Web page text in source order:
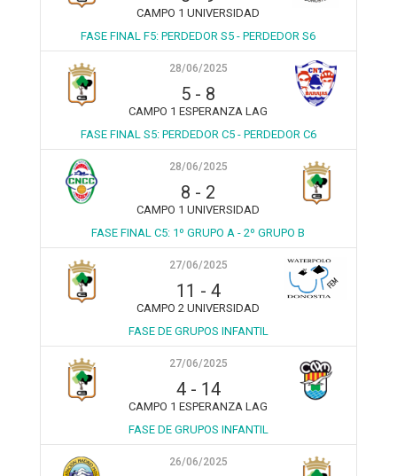
CAMPO 1 UNIVERSIDAD
FASE FINAL F5: PERDEDOR S5 - PERDEDOR S6
28/06/2025
5 - 8
CAMPO 1 ESPERANZA LAG
FASE FINAL S5: PERDEDOR C5 - PERDEDOR C6
28/06/2025
8 - 2
CAMPO 1 UNIVERSIDAD
FASE FINAL C5: 1º GRUPO A - 2º GRUPO B
27/06/2025
11 - 4
CAMPO 2 UNIVERSIDAD
FASE DE GRUPOS INFANTIL
27/06/2025
4- 14
CAMPO 1 ESPERANZA LAG
FASE DE GRUPOS INFANTIL
26/06/2025